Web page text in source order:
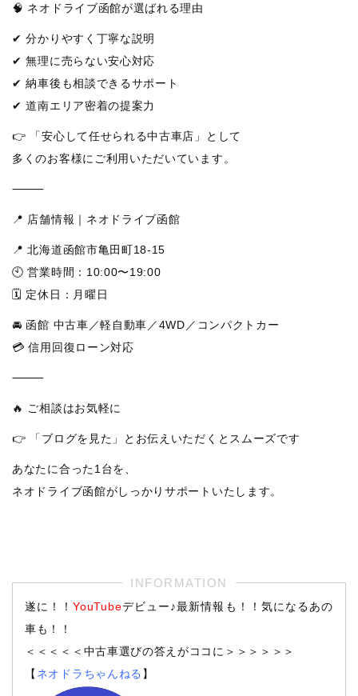
🧠 ネオドライブ函館が選ばれる理由
✔ 分かりやすく丁寧な説明
✔ 無理に売らない安心対応
✔ 納車後も相談できるサポート
✔ 道南エリア密着の提案力
👉 「安心して任せられる中古車店」として
多くのお客様にご利用いただいています。
⸻
📍 店舗情報｜ネオドライブ函館
📍 北海道函館市亀田町18-15
🕙 営業時間：10:00〜19:00
🗓 定休日：月曜日
🚘 函館 中古車／軽自動車／4WD／コンパクトカー
💳 信用回復ローン対応
⸻
🔥 ご相談はお気軽に
👉 「ブログを見た」とお伝えいただくとスムーズです
あなたに合った1台を、
ネオドライブ函館がしっかりサポートいたします。
遂に！！YouTubeデビュー♪最新情報も！！気になるあの
車も！！
＜＜＜＜＜中古車選びの答えがココに＞＞＞＞＞＞
【 ネオドラちゃんねる 】